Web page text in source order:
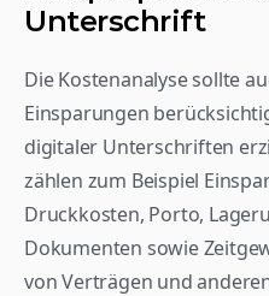
Unterschrift
Die Kostenanalyse sollte
Einsparungen
digitaler Unterschriften
zählen zum Beispiel
Druckkosten, Porto,
Dokumenten sowie
von Verträgen und